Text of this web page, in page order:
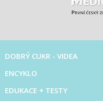
DOBRÝ CUKR - VIDEA
ENCYKLO
EDUKACE + TESTY